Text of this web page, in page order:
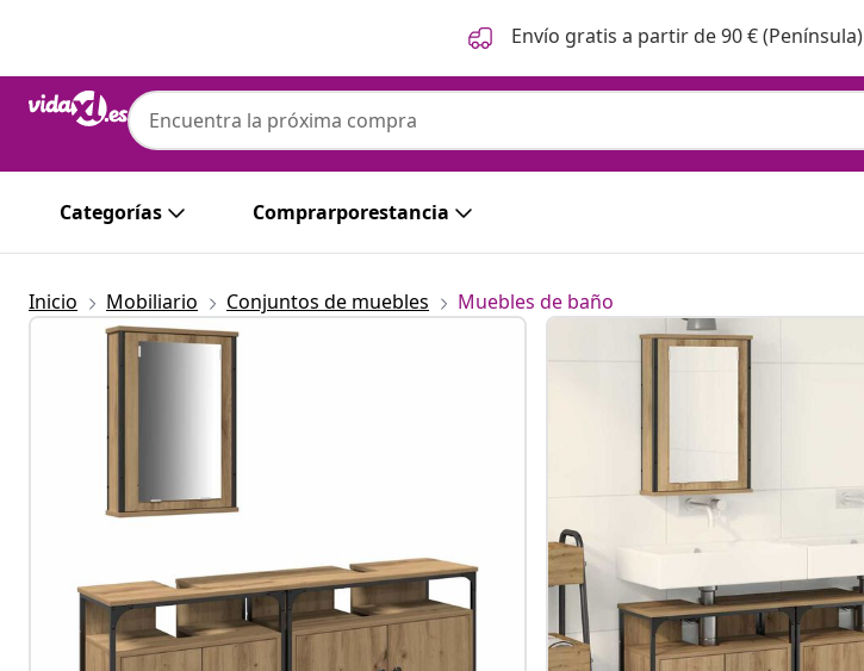
Envío gratis a partir de 90 € (Península)
Categorías Comprarporestancia
Inicio Mobiliario Conjuntos de muebles Muebles de baño